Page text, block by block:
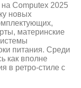
Computex 2025
новых
материнские
питания. Среди
как вполне
в ретро-стиле с